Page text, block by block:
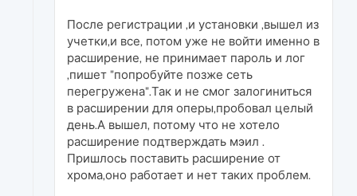
После регистрации ,и установки ,вышел из
учетки,и все, потом уже не войти именно в
расширение, не принимает пароль и лог
,пишет "попробуйте позже сеть
перегружена".Так и не смог залогиниться
в расширении для оперы,пробовал целый
день.А вышел, потому что не хотело
расширение подтверждать мэил .
Пришлось поставить расширение от
хрома,оно работает и нет таких проблем.